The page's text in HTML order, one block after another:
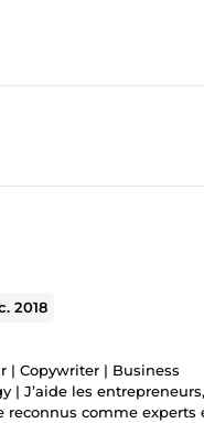
2018
| Copywriter | Business
J’aide les
reconnus comme experts